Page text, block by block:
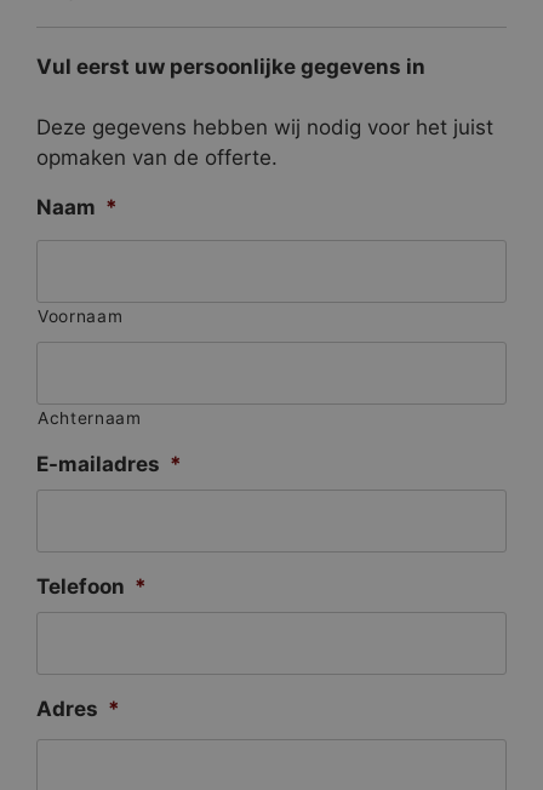
Vul eerst uw persoonlijke gegevens in
Deze gegevens hebben wij nodig voor het juist
opmaken van de offerte.
Naam *
Voornaam
Achternaam
E-mailadres *
Telefoon *
Adres *